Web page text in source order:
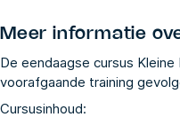
Meer informatie
De eendaagse cursus
voorafgaande training
Cursusinhoud: